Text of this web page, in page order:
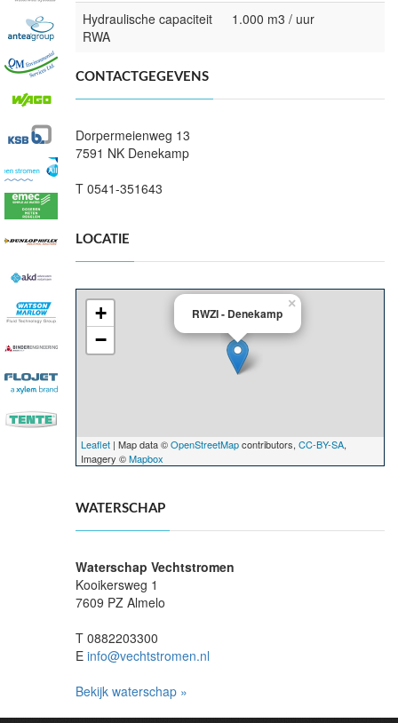
Hydraulische capaciteit
RWA
1.000 m3 / uur
CONTACTGEGEVENS
Dorpermeienweg 13
7591 NK Denekamp
T 0541-351643
LOCATIE
RWZI - Denekamp
×
+
−
Leaflet | Map data ©OpenStreetMapcontributors, CC-BY-SA,
Imagery ©Mapbox
WATERSCHAP
Waterschap Vechtstromen
Kooikersweg 1
7609 PZ Almelo
T 0882203300
E info@vechtstromen.nl
Bekijk waterschap »